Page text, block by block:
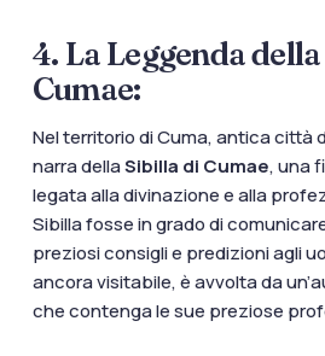
4. La Leggenda
Cumae:
Nel territorio di Cuma, antica città
narra dellaSibilla di Cumae, una
legata alla divinazione e alla
Sibilla fosse in grado di
preziosi consigli e predizioni agli
ancora visitabile, è avvolta da
che contenga le sue preziose